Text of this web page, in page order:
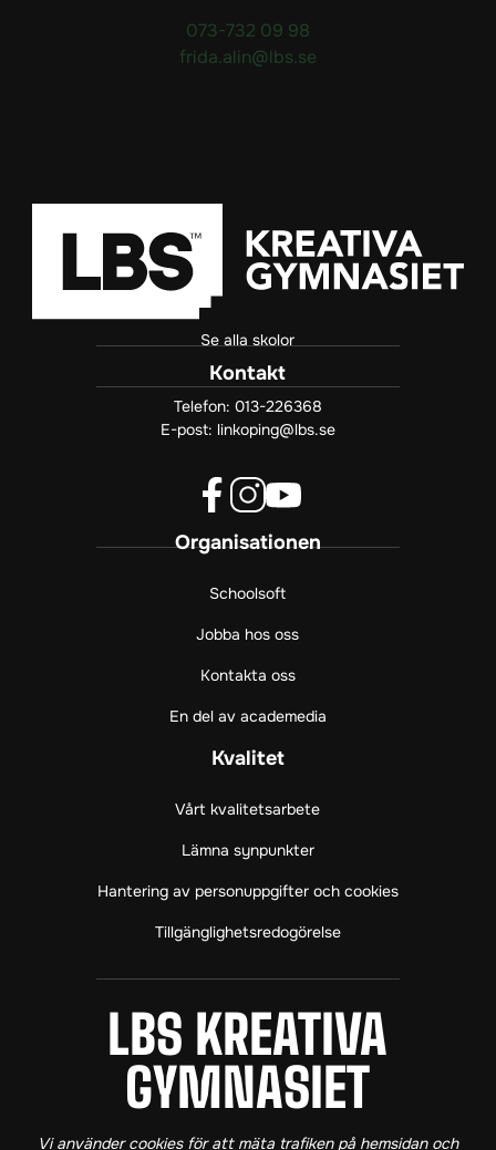
073-732 09 98
frida.alin@lbs.se
Se alla skolor
Kontakt
Telefon: 013-226368
E-post: linkoping@lbs.se
a
e
o
k
(
p
n
s
n
t
ö
n
s
t
e
n
t
g
a
m
ö
p
a
i
y
f
ö
n
t
o
t
b
(
ö
p
a
i
y
t
n
s
t
e
r
Organisationen
Schoolsoft
Jobba hos oss
Kontakta oss
En del av academedia
Kvalitet
Vårt kvalitetsarbete
Lämna synpunkter
Hantering av personuppgifter och cookies
Tillgänglighetsredogörelse
LBS KREATIVA
LBS KREATIVA
GYMNASIET
Vi använder cookies för att mäta trafiken på hemsidan och